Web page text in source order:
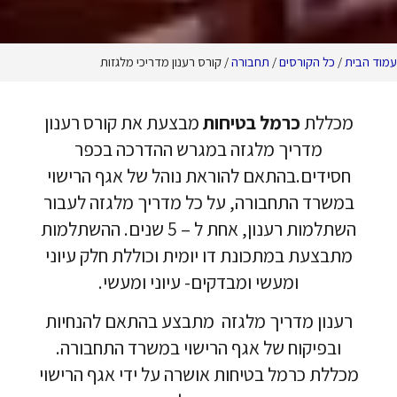
/תחבורה / קורס רענון מדריכי מלגזות
כרמל בטיחותמבצעת את קורס רענון
מלגזה במגרש ההדרכה בכפר
בהתאם להוראת נוהל של אגף הרישוי
על כל מדריך מלגזה לעבור
השתלמות רענון, אחת ל – 5 שנים. ההשתלמות
במתכונת דו יומית וכוללת חלק עיוני
ומעשי ומבדקים- עיוני ומעשי.
מלגזה מתבצע בהתאם להנחיות
של אגף הרישוי במשרד התחבורה.
בטיחות אושרה על ידי אגף הרישוי